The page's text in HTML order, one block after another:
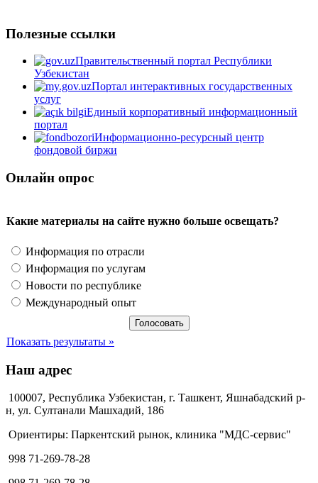
Полезные ссылки
Правительственный портал Республики
Узбекистан
Портал интерактивных государственных
услуг
Единый корпоративный информационный
портал
Информационно-ресурсный центр
фондовой биржи
Онлайн опрос
Какие материалы на сайте нужно больше освещать?
Информация по отрасли
Информация по услугам
Новости по республике
Международный опыт
Показать результаты »
Наш адрес
100007, Республика Узбекистан, г. Ташкент, Яшнабадский р-
н, ул. Султанали Машхадий, 186
Ориентиры: Паркентский рынок, клиника "МДС-сервис"
998 71-269-78-28